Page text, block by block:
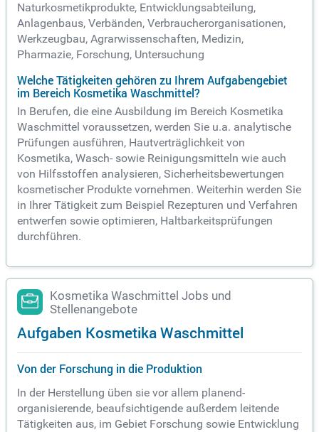
Naturkosmetikprodukte, Entwicklungsabteilung,
Anlagenbaus, Verbänden, Verbraucherorganisationen,
Werkzeugbau, Agrarwissenschaften, Medizin,
Pharmazie, Forschung, Untersuchung
Welche Tätigkeiten gehören zu Ihrem Aufgabengebiet
im Bereich Kosmetika Waschmittel?
In Berufen, die eine Ausbildung im Bereich Kosmetika
Waschmittel voraussetzen, werden Sie u.a. analytische
Prüfungen ausführen, Hautverträglichkeit von
Kosmetika, Wasch- sowie Reinigungsmitteln wie auch
von Hilfsstoffen analysieren, Sicherheitsbewertungen
kosmetischer Produkte vornehmen. Weiterhin werden Sie
in Ihrer Tätigkeit zum Beispiel Rezepturen und Verfahren
entwerfen sowie optimieren, Haltbarkeitsprüfungen
durchführen.
Kosmetika Waschmittel Jobs und
Stellenangebote
Aufgaben Kosmetika Waschmittel
Von der Forschung in die Produktion
In der Herstellung üben sie vor allem planend-
organisierende, beaufsichtigende außerdem leitende
Tätigkeiten aus, im Gebiet Forschung sowie Entwicklung